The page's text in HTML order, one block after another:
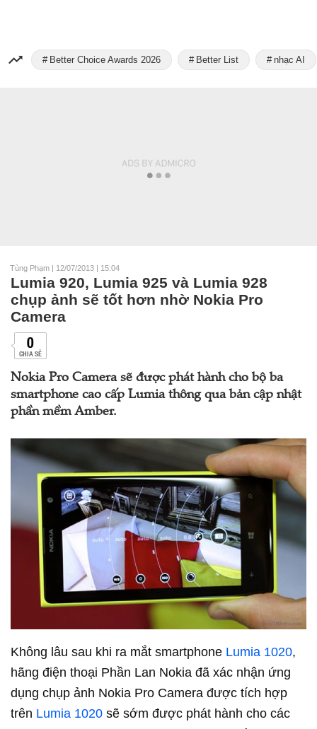
Better Choice Awards 2026 Better List nhạc AI
Tùng Phạm | 12/07/2013 | 15:04
Lumia 920, Lumia 925 và Lumia 928
chụp ảnh sẽ tốt hơn nhờ Nokia Pro
Camera
0
CHIA SẺ
Nokia Pro Camera sẽ được phát hành cho bộ ba
smartphone cao cấp Lumia thông qua bản cập nhật
phần mềm Amber.
Không lâu sau khi ra mắt smartphone Lumia 1020,
hãng điện thoại Phần Lan Nokia đã xác nhận ứng
dụng chụp ảnh Nokia Pro Camera được tích hợp
trên Lumia 1020 sẽ sớm được phát hành cho các